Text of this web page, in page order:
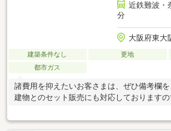
近鉄難波・
分
大阪府東大
建築条件なし 更地
都市ガス
諸費用を抑えたいお客さまは、ぜひ備考欄を
建物とのセット販売にも対応しておりますの